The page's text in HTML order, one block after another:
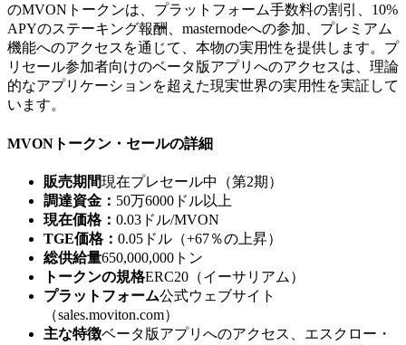
のMVONトークンは、プラットフォーム手数料の割引、10%
APYのステーキング報酬、masternodeへの参加、プレミアム
機能へのアクセスを通じて、本物の実用性を提供します。プ
リセール参加者向けのベータ版アプリへのアクセスは、理論
的なアプリケーションを超えた現実世界の実用性を実証して
います。
MVONトークン・セールの詳細
販売期間現在プレセール中（第2期）
調達資金： 50万6000ドル以上
現在価格： 0.03ドル/MVON
TGE価格： 0.05ドル（+67％の上昇）
総供給量650,000,000トン
トークンの規格ERC20（イーサリアム）
プラットフォーム公式ウェブサイト
（sales.moviton.com）
主な特徴ベータ版アプリへのアクセス、エスクロー・